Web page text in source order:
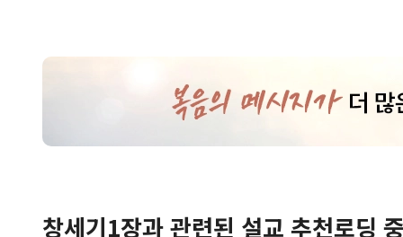
창세기1장과 관련된 설교 추천로딩